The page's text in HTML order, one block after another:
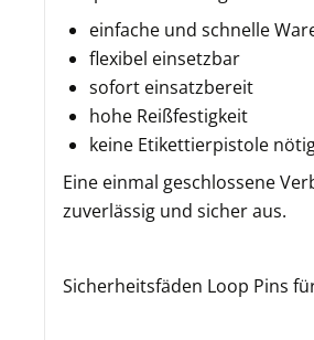
einfache und schnelle
flexibel einsetzbar
sofort einsatzbereit
hohe Reißfestigkeit
keine Etikettierpistole
Eine einmal geschlossene
zuverlässig und sicher aus.
Sicherheitsfäden Loop Pins